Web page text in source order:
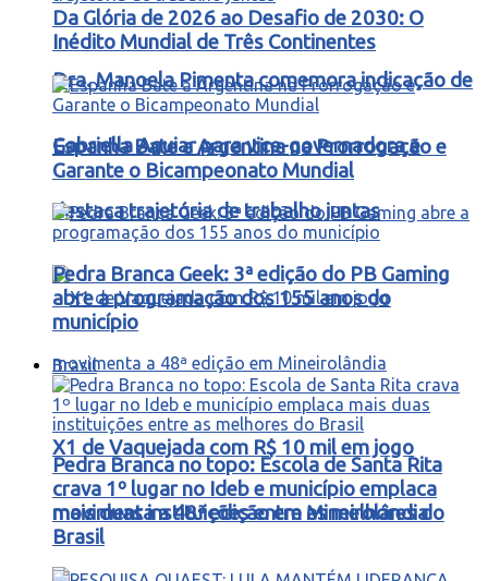
Dra. Manoela Pimenta comemora indicação de
Gabriella Aguiar para vice-governadora e
destaca trajetória de trabalho juntas
X1 de Vaquejada com R$ 10 mil em jogo
movimenta a 48ª edição em Mineirolândia
Da Glória de 2026 ao Desafio de 2030: O
Inédito Mundial de Três Continentes
Espanha Bate a Argentina na Prorrogação e
Garante o Bicampeonato Mundial
Pedra Branca Geek: 3ª edição do PB Gaming
abre a programação dos 155 anos do
município
Brasil
Pedra Branca no topo: Escola de Santa Rita
crava 1º lugar no Ideb e município emplaca
mais duas instituições entre as melhores do
Brasil